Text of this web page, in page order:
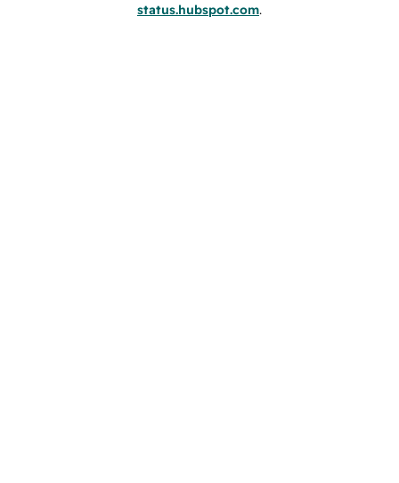
status.hubspot.com.